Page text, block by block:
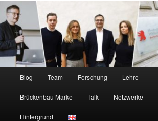
Blog Team Forschung Lehre
Brückenbau Marke Talk Netzwerke
Hintergrund